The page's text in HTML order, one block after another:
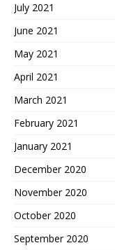
July 2021
June 2021
May 2021
April 2021
March 2021
February 2021
January 2021
December 2020
November 2020
October 2020
September 2020